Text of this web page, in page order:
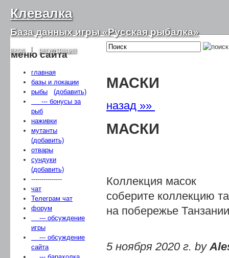
Клевалка
База данных игры «Русская рыбалка»
вход| регистрация
МАСКИ
назад »»
МАСКИ
Коллекция масок
соберите коллекцию
на побережье
5 ноября 2020 г. by
меню сайта
главная
базы и локации
рыбы
(добавить)
--- бонусы за
рыб
наживки
мутанты
(добавить)
отвары
сундуки
(добавить)
---------------
чат
Телеграм чат
форум
--- обсуждение
игры
--- обсуждение
сайта